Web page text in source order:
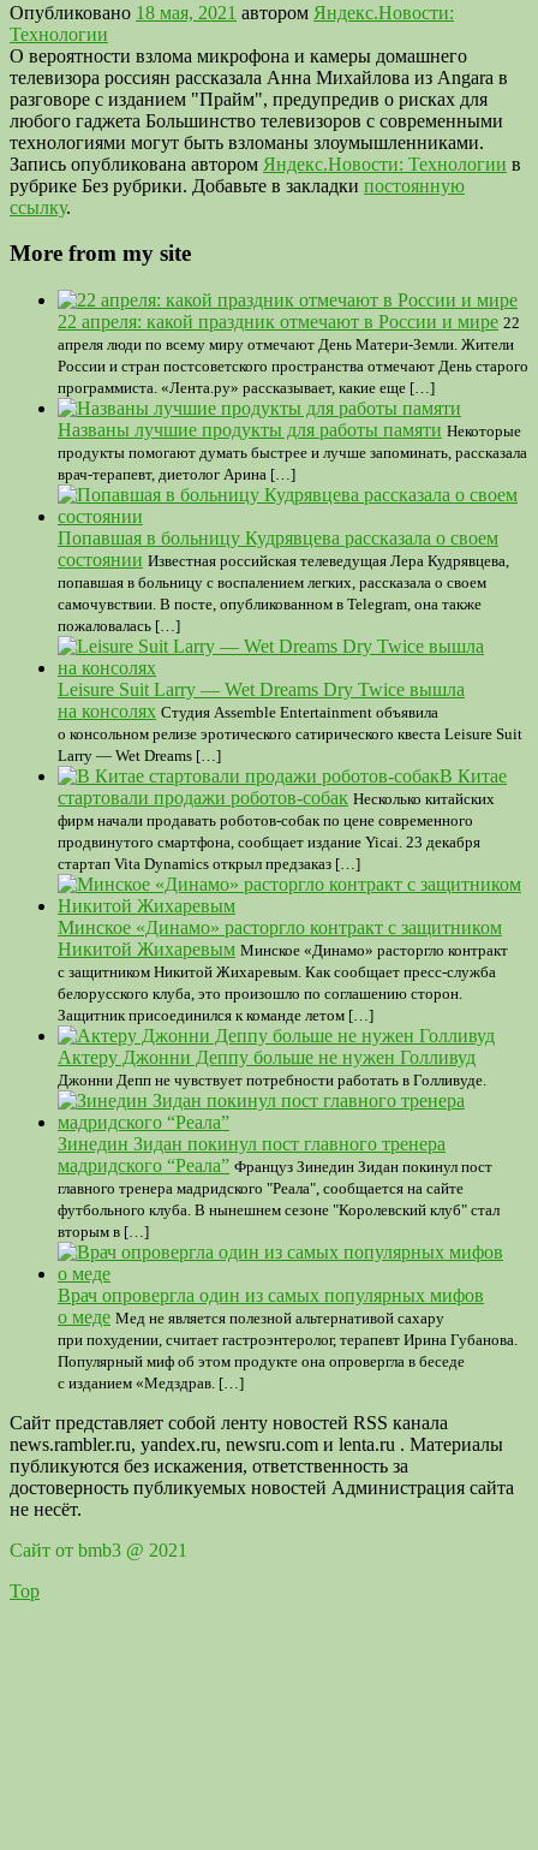
Опубликовано 18 мая, 2021 автором Яндекс.Новости:
Технологии
О вероятности взлома микрофона и камеры домашнего
телевизора россиян рассказала Анна Михайлова из Angara в
разговоре с изданием "Прайм", предупредив о рисках для
любого гаджета Большинство телевизоров с современными
технологиями могут быть взломаны злоумышленниками.
Запись опубликована автором Яндекс.Новости: Технологии в
рубрике Без рубрики. Добавьте в закладки постоянную
ссылку.
More from my site
22 апреля: какой праздник отмечают в России и мире 22
апреля люди по всему миру отмечают День Матери-Земли. Жители
России и стран постсоветского пространства отмечают День старого
программиста. «Лента.ру» рассказывает, какие еще […]
Названы лучшие продукты для работы памяти Некоторые
продукты помогают думать быстрее и лучше запоминать, рассказала
врач-терапевт, диетолог Арина […]
Попавшая в больницу Кудрявцева рассказала о своем
состоянии Известная российская телеведущая Лера Кудрявцева,
попавшая в больницу с воспалением легких, рассказала о своем
самочувствии. В посте, опубликованном в Telegram, она также
пожаловалась […]
Leisure Suit Larry — Wet Dreams Dry Twice вышла
на консолях Студия Assemble Entertainment объявила
о консольном релизе эротического сатирического квеста Leisure Suit
Larry — Wet Dreams […]
В Китае
стартовали продажи роботов-собак Несколько китайских
фирм начали продавать роботов-собак по цене современного
продвинутого смартфона, сообщает издание Yicai. 23 декабря
стартап Vita Dynamics открыл предзаказ […]
Минское «Динамо» расторгло контракт с защитником
Никитой Жихаревым Минское «Динамо» расторгло контракт
с защитником Никитой Жихаревым. Как сообщает пресс-служба
белорусского клуба, это произошло по соглашению сторон.
Защитник присоединился к команде летом […]
Актеру Джонни Деппу больше не нужен Голливуд
Джонни Депп не чувствует потребности работать в Голливуде.
Зинедин Зидан покинул пост главного тренера
мадридского “Реала” Француз Зинедин Зидан покинул пост
главного тренера мадридского "Реала", сообщается на сайте
футбольного клуба. В нынешнем сезоне "Королевский клуб" стал
вторым в […]
Врач опровергла один из самых популярных мифов
о меде Мед не является полезной альтернативой сахару
при похудении, считает гастроэнтеролог, терапевт Ирина Губанова.
Популярный миф об этом продукте она опровергла в беседе
с изданием «Медздрав. […]
Сайт представляет собой ленту новостей RSS канала
news.rambler.ru, yandex.ru, newsru.com и lenta.ru . Материалы
публикуются без искажения, ответственность за
достоверность публикуемых новостей Администрация сайта
не несёт.
Сайт от bmb3 @ 2021
Top